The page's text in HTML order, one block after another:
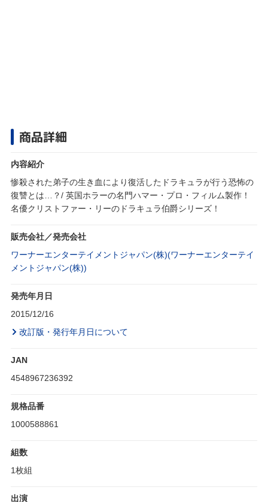
商品詳細
内容紹介
惨殺された弟子の生き血により復活したドラキュラが行う恐怖の
復讐とは…？/ 英国ホラーの名門ハマー・プロ・フィルム製作！
名優クリストファー・リーのドラキュラ伯爵シリーズ！
販売会社／発売会社
ワーナーエンターテイメントジャパン(株)(ワーナーエンターテイ
メントジャパン(株))
発売年月日
2015/12/16
改訂版・発行年月日について
JAN
4548967236392
規格品番
1000588861
組数
1枚組
出演